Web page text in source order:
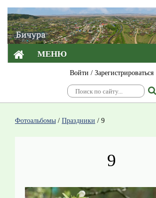
МЕНЮ
Войти / Зарегистрироваться
Фотоальбомы / Праздники / 9
9